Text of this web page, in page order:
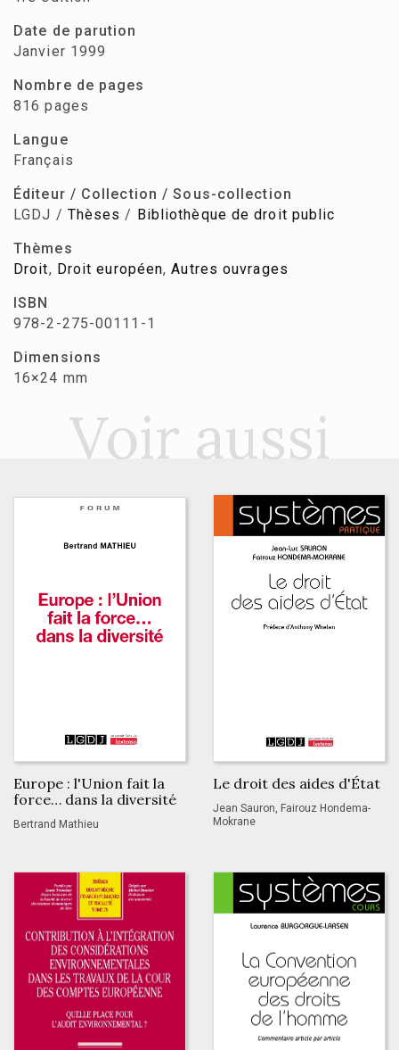
Date de parution
Janvier 1999
Nombre de pages
816 pages
Langue
Français
Éditeur / Collection / Sous-collection
LGDJ / Thèses / Bibliothèque de droit public
Thèmes
Droit, Droit européen,Autres ouvrages
ISBN
978-2-275-00111-1
Dimensions
16×24 mm
Voir aussi
Europe : l'Union fait la
force… dans la diversité
Bertrand Mathieu
Le droit des aides d'État
Jean Sauron, Fairouz Hondema-
Mokrane